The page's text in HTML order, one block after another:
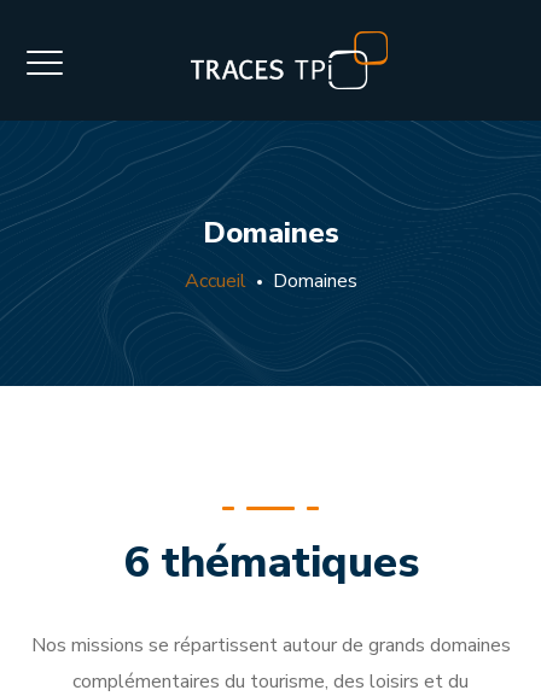
Domaines
Accueil Domaines
6 thématiques
Nos missions se répartissent autour de grands domaines
complémentaires du tourisme, des loisirs et du